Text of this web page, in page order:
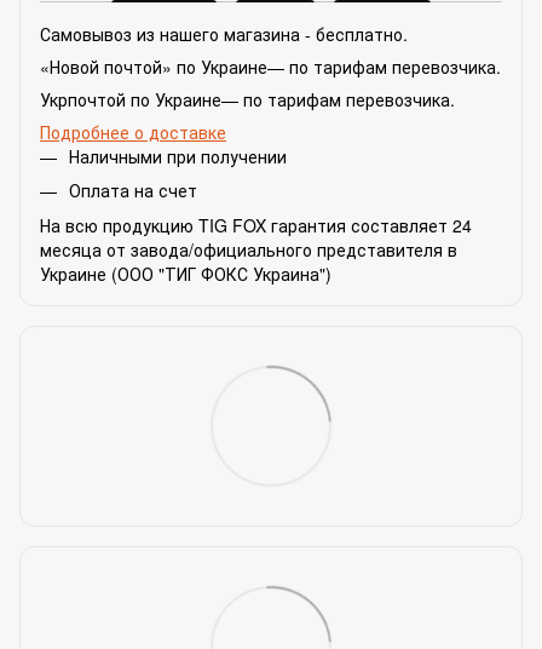
Самовывоз из нашего магазина - бесплатно.
«Новой почтой» по Украине— по тарифам перевозчика.
Укрпочтой по Украине— по тарифам перевозчика.
Подробнее о доставке
Наличными при получении
Оплата на счет
На всю продукцию TIG FOX гарантия составляет 24
месяца от завода/официального представителя в
Украине (ООО "ТИГ ФОКС Украина")